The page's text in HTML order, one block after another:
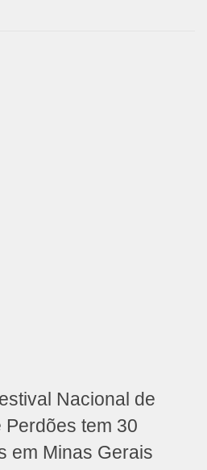
Nacional de
Perdões tem 30
em Minas Gerais